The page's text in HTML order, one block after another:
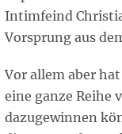
Intimfeind
Vorsprung aus
Vor allem aber
eine ganze Reihe
dazugewinnen